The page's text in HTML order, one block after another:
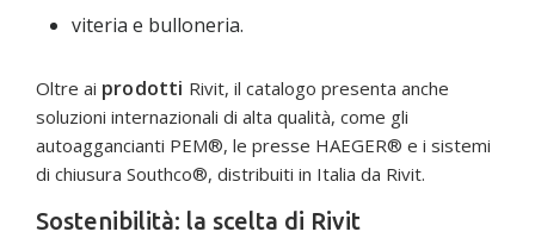
viteria e bulloneria.
Oltre ai prodotti Rivit, il catalogo presenta anche
soluzioni internazionali di alta qualità, come gli
autoaggancianti PEM®, le presse HAEGER® e i sistemi
di chiusura Southco®, distribuiti in Italia da Rivit.
Sostenibilità: la scelta di Rivit